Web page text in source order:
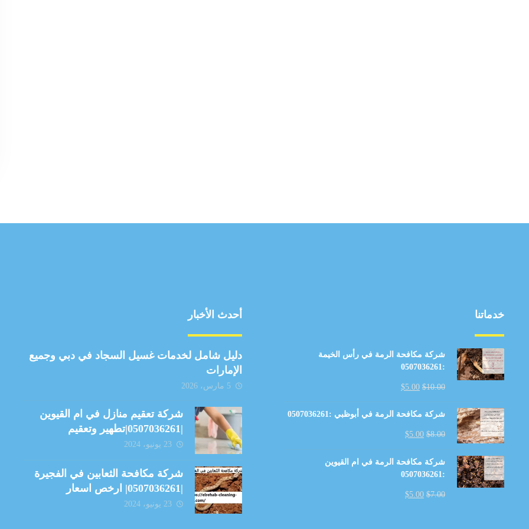
خدماتنا
شركة مكافحة الرمة في رأس الخيمة
:0507036261
$10.00
$5.00
شركة مكافحة الرمة في أبوظبي :0507036261
$8.00
$5.00
شركة مكافحة الرمة في ام القيوين
:0507036261
$7.00
$5.00
أحدث الأخبار
دليل شامل لخدمات غسيل السجاد في دبي وجميع
الإمارات
5 مارس، 2026
شركة تعقيم منازل في ام القيوين
|0507036261|تطهير وتعقيم
23 يونيو، 2024
شركة مكافحة الثعابين في الفجيرة
|0507036261| ارخص اسعار
23 يونيو، 2024